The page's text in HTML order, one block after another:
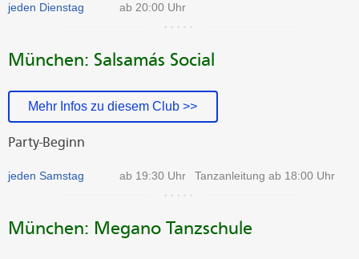
jeden Dienstag ab 20:00 Uhr
München: Salsamás Social
Mehr Infos zu diesem Club >>
Party-Beginn
jeden Samstag ab 19:30 Uhr Tanzanleitung ab 18:00 Uhr
München: Megano Tanzschule